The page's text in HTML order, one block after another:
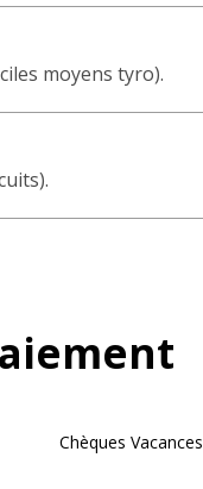
moyens tyro).
Chèques Vacances